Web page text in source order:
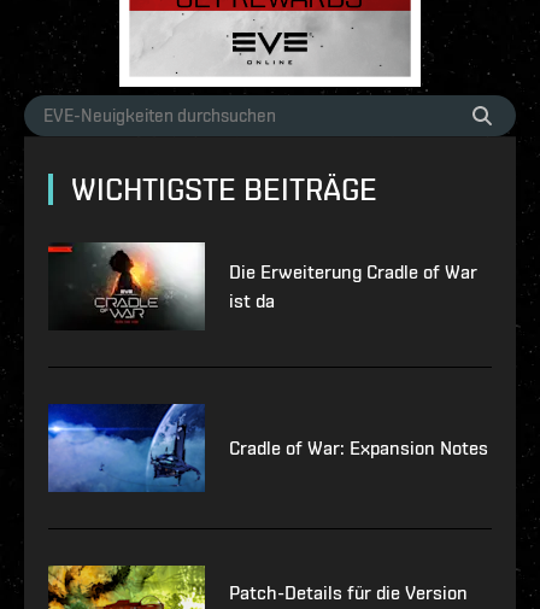
WICHTIGSTE BEITRÄGE
Die Erweiterung Cradle of War
ist da
Cradle of War: Expansion Notes
Patch-Details für die Version